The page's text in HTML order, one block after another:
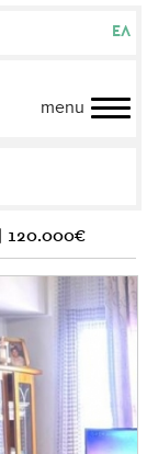
ΕΛ
menu
120.000€